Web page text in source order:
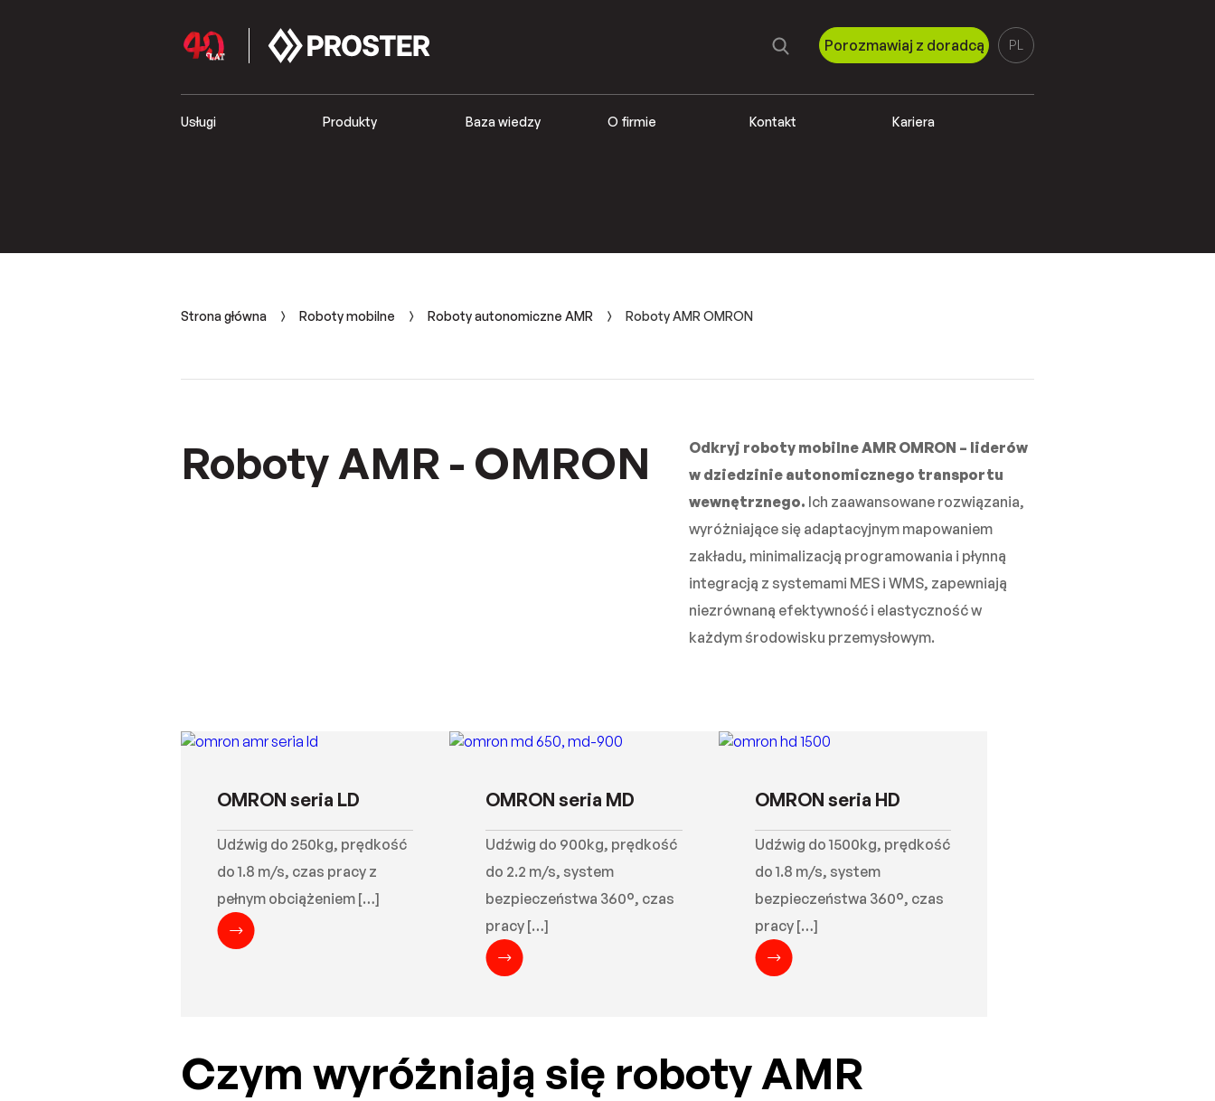
Porozmawiaj z doradcą PL
Usługi Produkty Baza wiedzy O firmie Kontakt Kariera
Strona główna Roboty mobilne Roboty autonomiczne AMR Roboty AMR OMRON
Roboty AMR - OMRON
Odkryj roboty mobilne AMR OMRON – liderów
w dziedzinie autonomicznego transportu
wewnętrznego. Ich zaawansowane rozwiązania,
wyróżniające się adaptacyjnym mapowaniem
zakładu, minimalizacją programowania i płynną
integracją z systemami MES i WMS, zapewniają
niezrównaną efektywność i elastyczność w
każdym środowisku przemysłowym.
OMRON seria LD
Udźwig do 250kg, prędkość
do 1.8 m/s, czas pracy z
pełnym obciążeniem […]
OMRON seria MD
Udźwig do 900kg, prędkość
do 2.2 m/s, system
bezpieczeństwa 360°, czas
pracy […]
OMRON seria HD
Udźwig do 1500kg, prędkość
do 1.8 m/s, system
bezpieczeństwa 360°, czas
pracy […]
Czym wyróżniają się roboty AMR